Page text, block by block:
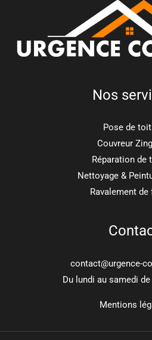
Nos
Pose de
Couvreur
Réparation de
Nettoyage &
Ravalement de
contact@urgence-
Du lundi au samedi
Mentions